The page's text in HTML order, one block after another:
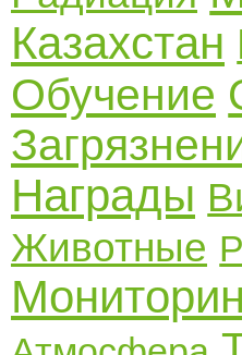
Казахстан
Обучение
Награды
Животные